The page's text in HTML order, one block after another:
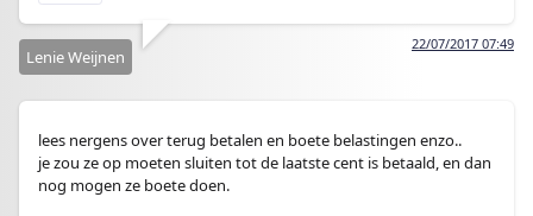
22/07/2017 07:49
Lenie Weijnen
lees nergens over terug betalen en boete belastingen enzo..
je zou ze op moeten sluiten tot de laatste cent is betaald, en dan
nog mogen ze boete doen.